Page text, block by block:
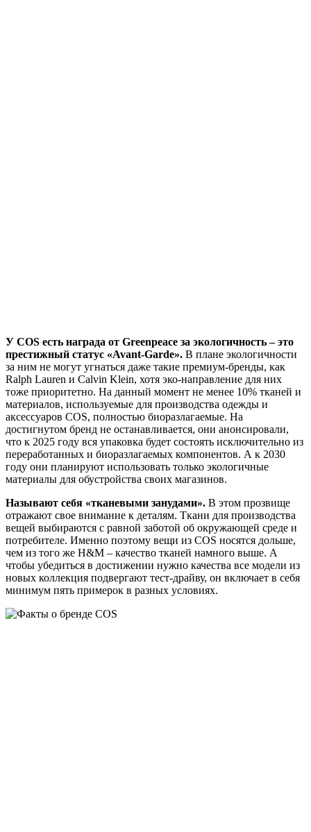
У COS есть награда от Greenpeace за экологичность – это
престижный статус «Avant-Garde». В плане экологичности
за ним не могут угнаться даже такие премиум-бренды, как
Ralph Lauren и Calvin Klein, хотя эко-направление для них
тоже приоритетно. На данный момент не менее 10% тканей и
материалов, используемые для производства одежды и
аксессуаров COS, полностью биоразлагаемые. На
достигнутом бренд не останавливается, они анонсировали,
что к 2025 году вся упаковка будет состоять исключительно из
переработанных и биоразлагаемых компонентов. А к 2030
году они планируют использовать только экологичные
материалы для обустройства своих магазинов.
Называют себя «тканевыми занудами». В этом прозвище
отражают свое внимание к деталям. Ткани для производства
вещей выбираются с равной заботой об окружающей среде и
потребителе. Именно поэтому вещи из COS носятся дольше,
чем из того же H&M – качество тканей намного выше. А
чтобы убедиться в достижении нужно качества все модели из
новых коллекция подвергают тест-драйву, он включает в себя
минимум пять примерок в разных условиях.